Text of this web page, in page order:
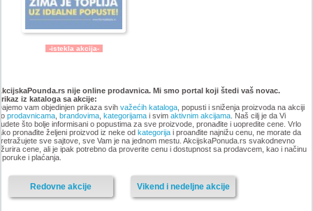
-istekla akcija-
namestaja, akcija 6. novembar
do 9. decembar 2018
oktobar 2018
-istekla akcija-
nije online prodavnica. Mi smo portal koji štedi vaš novac.
iz kataloga sa akcije:
vam objedinjen prikaza svih važećih kataloga, popusti i sniženja proizvoda na akciji
prodavnicama, brandovima, kategorijamai svim aktivnim akcijama. Naš cilj je da Vi
što bolje informisani o popustima za sve proizvode, pronađite i uopredite cene. Vrlo
pronađite željeni proizvod iz neke od kategorijai proanđite najnižu cenu, ne morate da
sve sajtove, sve Vam je na jednom mestu. AkcijskaPonuda.rs svakodnevno
cene, ali je ipak potrebno da proverite cenu i dostupnost sa prodavcem, kao i načinu
i plaćanja.
Vikend i nedeljne akcije
Redovne akcije